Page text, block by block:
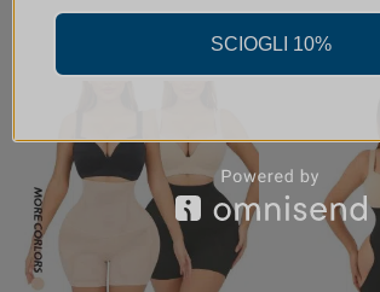
ha
più
varianti.
opzioni
SCIOGLI 10%